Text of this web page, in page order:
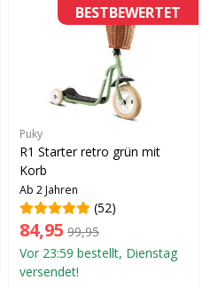
BESTBEWERTET
Puky
R1 Starter retro grün mit
Korb
Ab 2 Jahren
(52)
84,95 99,95
Vor 23:59 bestellt, Dienstag
versendet!